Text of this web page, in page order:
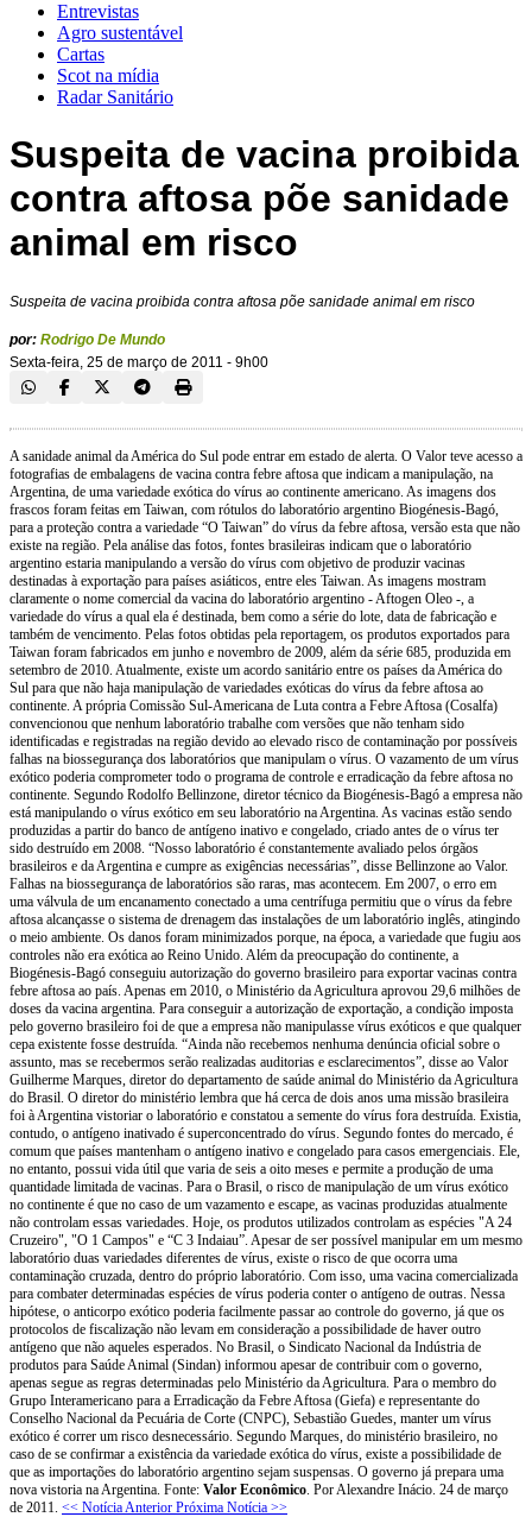
Entrevistas
Agro sustentável
Cartas
Scot na mídia
Radar Sanitário
Suspeita de vacina proibida
contra aftosa põe sanidade
animal em risco
Suspeita de vacina proibida contra aftosa põe sanidade animal em risco
por: Rodrigo De Mundo
Sexta-feira, 25 de março de 2011 - 9h00
A sanidade animal da América do Sul pode entrar em estado de alerta. O Valor teve acesso a
fotografias de embalagens de vacina contra febre aftosa que indicam a manipulação, na
Argentina, de uma variedade exótica do vírus ao continente americano. As imagens dos
frascos foram feitas em Taiwan, com rótulos do laboratório argentino Biogénesis-Bagó,
para a proteção contra a variedade “O Taiwan” do vírus da febre aftosa, versão esta que não
existe na região. Pela análise das fotos, fontes brasileiras indicam que o laboratório
argentino estaria manipulando a versão do vírus com objetivo de produzir vacinas
destinadas à exportação para países asiáticos, entre eles Taiwan. As imagens mostram
claramente o nome comercial da vacina do laboratório argentino - Aftogen Oleo -, a
variedade do vírus a qual ela é destinada, bem como a série do lote, data de fabricação e
também de vencimento. Pelas fotos obtidas pela reportagem, os produtos exportados para
Taiwan foram fabricados em junho e novembro de 2009, além da série 685, produzida em
setembro de 2010. Atualmente, existe um acordo sanitário entre os países da América do
Sul para que não haja manipulação de variedades exóticas do vírus da febre aftosa ao
continente. A própria Comissão Sul-Americana de Luta contra a Febre Aftosa (Cosalfa)
convencionou que nenhum laboratório trabalhe com versões que não tenham sido
identificadas e registradas na região devido ao elevado risco de contaminação por possíveis
falhas na biossegurança dos laboratórios que manipulam o vírus. O vazamento de um vírus
exótico poderia comprometer todo o programa de controle e erradicação da febre aftosa no
continente. Segundo Rodolfo Bellinzone, diretor técnico da Biogénesis-Bagó a empresa não
está manipulando o vírus exótico em seu laboratório na Argentina. As vacinas estão sendo
produzidas a partir do banco de antígeno inativo e congelado, criado antes de o vírus ter
sido destruído em 2008. “Nosso laboratório é constantemente avaliado pelos órgãos
brasileiros e da Argentina e cumpre as exigências necessárias”, disse Bellinzone ao Valor.
Falhas na biossegurança de laboratórios são raras, mas acontecem. Em 2007, o erro em
uma válvula de um encanamento conectado a uma centrífuga permitiu que o vírus da febre
aftosa alcançasse o sistema de drenagem das instalações de um laboratório inglês, atingindo
o meio ambiente. Os danos foram minimizados porque, na época, a variedade que fugiu aos
controles não era exótica ao Reino Unido. Além da preocupação do continente, a
Biogénesis-Bagó conseguiu autorização do governo brasileiro para exportar vacinas contra
febre aftosa ao país. Apenas em 2010, o Ministério da Agricultura aprovou 29,6 milhões de
doses da vacina argentina. Para conseguir a autorização de exportação, a condição imposta
pelo governo brasileiro foi de que a empresa não manipulasse vírus exóticos e que qualquer
cepa existente fosse destruída. “Ainda não recebemos nenhuma denúncia oficial sobre o
assunto, mas se recebermos serão realizadas auditorias e esclarecimentos”, disse ao Valor
Guilherme Marques, diretor do departamento de saúde animal do Ministério da Agricultura
do Brasil. O diretor do ministério lembra que há cerca de dois anos uma missão brasileira
foi à Argentina vistoriar o laboratório e constatou a semente do vírus fora destruída. Existia,
contudo, o antígeno inativado é superconcentrado do vírus. Segundo fontes do mercado, é
comum que países mantenham o antígeno inativo e congelado para casos emergenciais. Ele,
no entanto, possui vida útil que varia de seis a oito meses e permite a produção de uma
quantidade limitada de vacinas. Para o Brasil, o risco de manipulação de um vírus exótico
no continente é que no caso de um vazamento e escape, as vacinas produzidas atualmente
não controlam essas variedades. Hoje, os produtos utilizados controlam as espécies "A 24
Cruzeiro", "O 1 Campos" e “C 3 Indaiau”. Apesar de ser possível manipular em um mesmo
laboratório duas variedades diferentes de vírus, existe o risco de que ocorra uma
contaminação cruzada, dentro do próprio laboratório. Com isso, uma vacina comercializada
para combater determinadas espécies de vírus poderia conter o antígeno de outras. Nessa
hipótese, o anticorpo exótico poderia facilmente passar ao controle do governo, já que os
protocolos de fiscalização não levam em consideração a possibilidade de haver outro
antígeno que não aqueles esperados. No Brasil, o Sindicato Nacional da Indústria de
produtos para Saúde Animal (Sindan) informou apesar de contribuir com o governo,
apenas segue as regras determinadas pelo Ministério da Agricultura. Para o membro do
Grupo Interamericano para a Erradicação da Febre Aftosa (Giefa) e representante do
Conselho Nacional da Pecuária de Corte (CNPC), Sebastião Guedes, manter um vírus
exótico é correr um risco desnecessário. Segundo Marques, do ministério brasileiro, no
caso de se confirmar a existência da variedade exótica do vírus, existe a possibilidade de
que as importações do laboratório argentino sejam suspensas. O governo já prepara uma
nova vistoria na Argentina. Fonte: Valor Econômico. Por Alexandre Inácio. 24 de março
de 2011. << Notícia Anterior Próxima Notícia >>